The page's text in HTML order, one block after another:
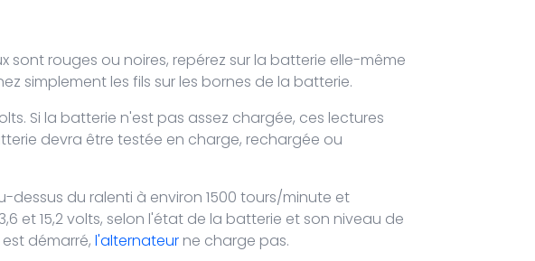
sont rouges ou noires, repérez sur la batterie elle-même
simplement les fils sur les bornes de la batterie.
Si la batterie n'est pas assez chargée, ces lectures
devra être testée en charge, rechargée ou
dessus du ralenti à environ 1500 tours/minute et
et 15,2 volts, selon l'état de la batterie et son niveau de
est démarré,l'alternateur ne charge pas.